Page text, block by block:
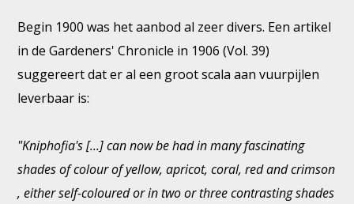
Begin 1900 was het aanbod al zeer divers. Een artikel
in de Gardeners' Chronicle in 1906 (Vol. 39)
suggereert dat er al een groot scala aan vuurpijlen
leverbaar is:
"Kniphofia's [...] can now be had in many fascinating
shades of colour of yellow, apricot, coral, red and crimson
, either self-coloured or in two or three contrasting shades